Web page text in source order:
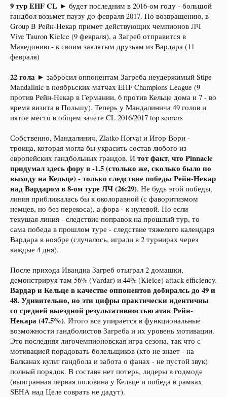
9 турEHF CL ► будет последним в 2016-ом году - большой
гандбол возьмет паузу до февраля 2017. По возвращению, в
Group B Рейн-Некар примет действующих чемпионов ЛЧ
Vive Tauron Kielce (9 февраля), а Загреб отправится в
Македонию - к своим заклятым друзьям из Вардара (11
февраля)
22 гола ► забросил оппонентам Загреба неудержимый Stipe
Mandalinic в ноябрьских матчах EHF Champions League (9
против Рейн-Некар в Германии, 6 против Кельце дома и 7 - во
время визита в Польшу). Теперь у Мандалинича 49 голов и
пятое место в общем зачете CL 2016/2017 top scorers
Собственно, Мандалинич, Zlatko Horvat и Игор Вори -
троица, которая могла бы украсить состав любого из
европейских гандбольных грандов. И тот факт, что Pinnacle
придумал здесь фору в -1.5 (столько же, сколько было по
выходу на Кельце) - только следствие победы Рейн-Некар
над Вардаром в 8-ом туре ЛЧ (26:29). Не будь этой победы,
линия приближалась бы к околоравной (с фаворитизмом
немцев, но без перекоса), а фора - к нулевой. Но если
текущая линия - следствие поправок на прошлый тур, то
сама победа в прошлом туре - следствие тяжелого календаря
Вардара в ноябре (случалось, играли в 2 турнирах через
каждые 4 дня).
После прихода Ивандиа Загреб отыграл 2 домашки,
демонстрируя там 56% (Vardar) и 44% (Kielce) attack efficiency.
Вардар и Кельце в качестве оппонентов добиралсь до 49 и
48. Удивительно, но эти цифры практически идентичны
со средней выездной результативностью атак Рейн-
Некара (47.5%). Итого все упирается в функциональные
возможности гандболистов Загреба и их уровень мотивации.
Это последняя лигочемпионовская игра сезона, так что с
мотивацией порадовать болельщиков (кто не знает - на
Балканах культ гандбола и забота о фанах - не пустой звук)
полный порядок. В составе нет потерь, лидеры в годмоде
(выигранная первая половина у Кельце и победа в рамках
SEHA над Целе соврать не дадут).